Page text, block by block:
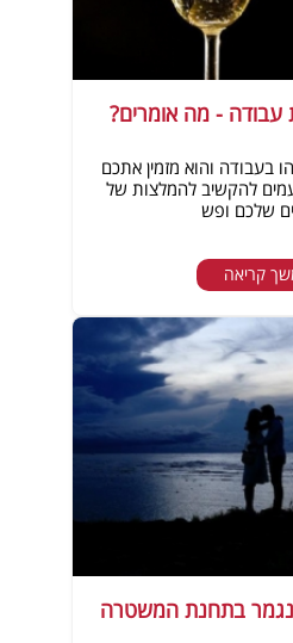
עבודה - מה אומרים?
בעבודה והוא מזמין אתכם
להקשיב להמלצות של
שלכם ופש
קריאה
בתחנת המשטרה